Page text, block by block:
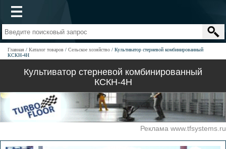
Главная Каталог товаров Сельское хозяйство
Культиватор стерневой комбинированный
КСКН-4Н
Культиватор стерневой комбинированный
КСКН-4Н
Реклама www.tfsystems.ru